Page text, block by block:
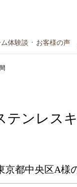
体験談 ・ お客様の声
テンレス
京都中央区A様